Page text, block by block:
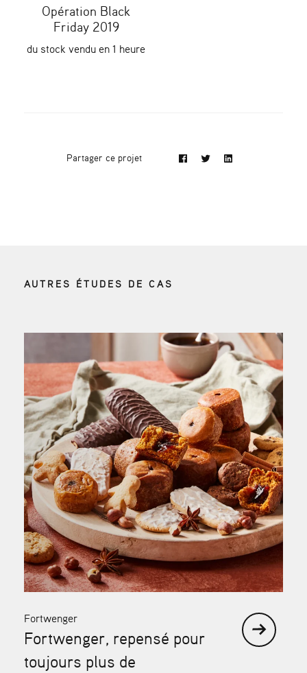
Opération Black
Friday 2019
du stock vendu en 1 heure
Partager ce projet
AUTRES ÉTUDES DE CAS
Fortwenger
Fortwenger, repensé pour
toujours plus de